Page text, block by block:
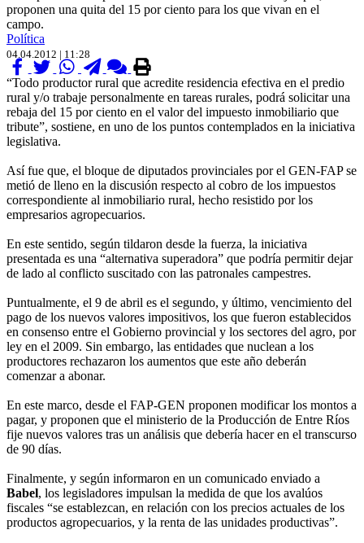
proponen una quita del 15 por ciento para los que vivan en el
campo.
Política
04.04.2012 | 11:28
“Todo productor rural que acredite residencia efectiva en el predio
rural y/o trabaje personalmente en tareas rurales, podrá solicitar una
rebaja del 15 por ciento en el valor del impuesto inmobiliario que
tribute”, sostiene, en uno de los puntos contemplados en la iniciativa
legislativa.
Así fue que, el bloque de diputados provinciales por el GEN-FAP se
metió de lleno en la discusión respecto al cobro de los impuestos
correspondiente al inmobiliario rural, hecho resistido por los
empresarios agropecuarios.
En este sentido, según tildaron desde la fuerza, la iniciativa
presentada es una “alternativa superadora” que podría permitir dejar
de lado al conflicto suscitado con las patronales campestres.
Puntualmente, el 9 de abril es el segundo, y último, vencimiento del
pago de los nuevos valores impositivos, los que fueron establecidos
en consenso entre el Gobierno provincial y los sectores del agro, por
ley en el 2009. Sin embargo, las entidades que nuclean a los
productores rechazaron los aumentos que este año deberán
comenzar a abonar.
En este marco, desde el FAP-GEN proponen modificar los montos a
pagar, y proponen que el ministerio de la Producción de Entre Ríos
fije nuevos valores tras un análisis que debería hacer en el transcurso
de 90 días.
Finalmente, y según informaron en un comunicado enviado a
Babel, los legisladores impulsan la medida de que los avalúos
fiscales “se establezcan, en relación con los precios actuales de los
productos agropecuarios, y la renta de las unidades productivas”.